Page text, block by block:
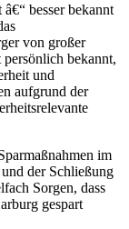
besser bekannt
von großer
bekannt,
und
aufgrund der
im
der Schließung
Sorgen, dass
gespart